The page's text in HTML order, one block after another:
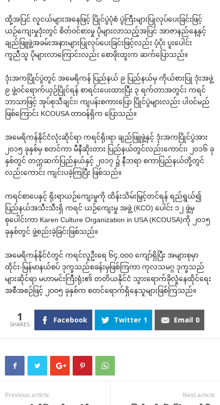
ထို့အပြင် လူငယ်များအ‌နေဖြင့် ပြိုင်ပွဲပုံစံ ပွဲကြီးများပြုလုပ်‌ပေးခြင်းဖြင့်
ယဉ်‌ကျေးမှုဒုံးတွင် စိတ်ဝင်စားမှု ပိုများလာသည့်အပြင် အာဇာနည်‌နေ့နှင့်
ချည်ဖြူဖွဲ့အခမ်းအနားများပြုလုပ်‌ပေးခြင်းဖြင့်လည်း ပံ့ပိုး ပူး‌ပေါင်း
ကူညီသူ ပိုများလာ‌ကြောင်းလည်း ‌စောဖိုးထူးက ဆက်‌ပြောသည်။
ဒုံးအကပြိုင်ပွဲတွင် အ‌မေရိကန် ပြည်နယ် ၉ ပြည်နယ်မှ ကိုယ်စားပြု ဒုံးအဖွဲ့
၉ ဖွဲ့ဝင်‌ရောက်ယှဉ်ပြိုင်ရန် စာရင်း‌ပေးထားပြီး ၃ ရက်တာအတွင်း ကရင်
ဘာသာဖြင့် အုပ်စုသီချင်း၊ ကျပန်းစကား‌ပြော ပြိုင်ပွဲများလည်း ပါဝင်မည်
ဖြစ်‌ကြောင်း KCOUSA တာဝန်ရှိက ‌ပြောသည်။
အ‌မေရိကန်နိုင်ငံလုံးဆိုင်ရာ ကရင်ရိုးရာ ချည်ဖြူဖွဲ့နှင့် ဒုံးအကပြိုင်ပွဲအား
၂၀၁၅ ခုနှစ်မှ စတင်ကာ မီနီဆိုးတား ပြည်နယ်တွင်လည်း‌ကောင်း၊ ၂၀၁၆ ခု
နှစ်တွင် တက္ကဆက်ပြည်နယ်နှင့် ၂၀၁၇ ၌ နီဘရာ စကာပြည်နယ်တို့တွင်
လည်း‌ကောင်း ကျင်းပခဲ့ကြပြီး ဖြစ်သည်။
ကရင်စာ‌ပေနှင့် ရိုးရာယဉ်‌ကျေးမှုကို ထိန်းသိမ်းမြှင့်တင်ရန် ရည်ရွယ်၍
ပြည်နယ်အသီးသီးရှိ ကရင် ယဉ်‌ကျေးမှု အဖွဲ့ (KCO) ‌ပေါင်း ၁၂ ဖွဲ့မှ
စု‌ပေါင်းကာ Karen Culture Organization in USA (KCOUSA)ကို ၂၀၁၅
ခုနှစ်တွင် ဖွဲ့စည်းခဲ့ခြင်းဖြစ်သည်။
အ‌မေရိကန်နိုင်ငံတွင် ကရင်လူဦး‌ရေ ၆၄,ဝဝဝ ‌ကျော်ရှိပြီး အများစုမှာ
ထိုင်း-မြန်မာနယ်စပ် ဒုက္ခသည်စခန်းမှဖြစ်ကြကာ ကုလသမဂ္ဂ ဒုက္ခသည်
များဆိုင်ရာ မဟာမင်းကြီးရုံး၏ တတိယနိုင်ငံ သွား‌ရောက်ခိုလှုံ‌နေထိုင်‌ရေး
အစီအစဉ်ဖြင့် ၂ဝဝ၅ ခုနှစ်က စတင်‌ရောက်ရှိ‌နေသူများဖြစ်ကြသည်။
1 Facebook Twitter 1 Email 0
Previous article Next article